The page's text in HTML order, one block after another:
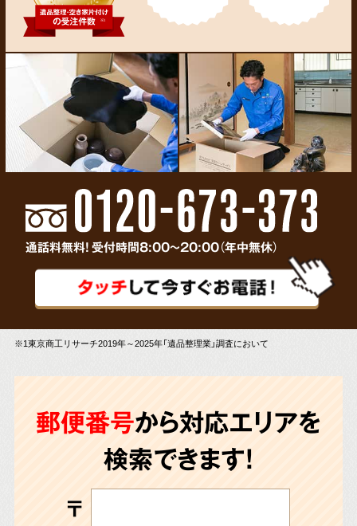
通話料無料! 受付時間8:00～20:00（年中無休）
※1東京商工リサーチ2019年～2025年「遺品整理業」調査において
郵便番号から対応エリアを
検索できます!
〒